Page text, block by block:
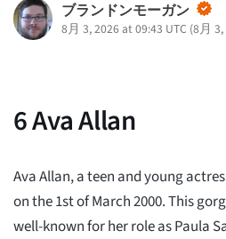
ブランドンモーガン
8月 3, 2026 at 09:43 UTC (8月 3,
6Ava Allan
Ava Allan, a teen and young
on the 1st of March 2000. This
well-known for her role as Paula